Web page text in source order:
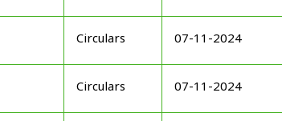
Circulars 07-11-2024
Circulars 07-11-2024